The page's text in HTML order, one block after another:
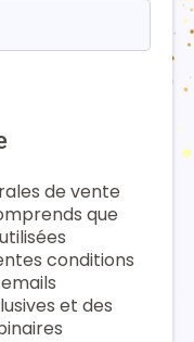
de vente
que
conditions
et des